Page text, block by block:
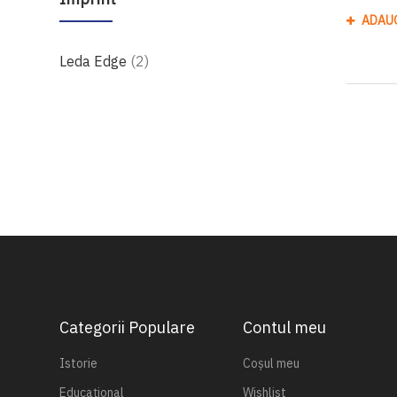
Leda Edge 2produse
Categorii Populare
Istorie
Educațional
Contul meu
Coșul meu
Wishlist